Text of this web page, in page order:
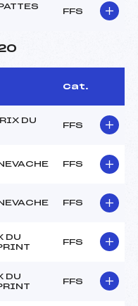
FFS
Cat.
DU
FFS
FFS
FFS
DU
FFS
DU
FFS